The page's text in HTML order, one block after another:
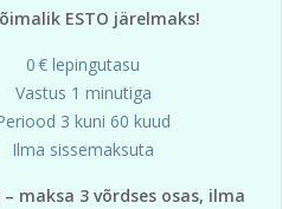
ESTO järelmaks!
0 € lepingutasu
Vastus 1 minutiga
3 kuni 60 kuud
Ilma sissemaksuta
– maksa 3 võrdses osas, ilma